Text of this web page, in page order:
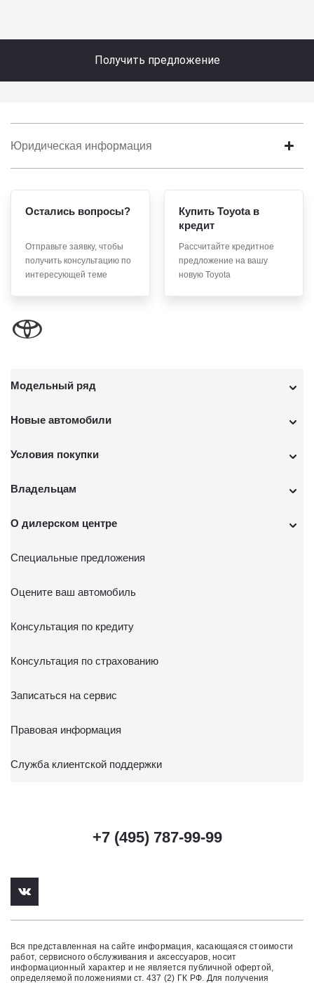
Получить предложение
Юридическая информация
Остались вопросы?
Отправьте заявку, чтобы
получить консультацию по
интересующей теме
Купить Toyota в
кредит
Рассчитайте кредитное
предложение на вашу
новую Toyota
Модельный ряд
Новые автомобили
Условия покупки
Владельцам
О дилерском центре
Специальные предложения
Оцените ваш автомобиль
Консультация по кредиту
Консультация по страхованию
Записаться на сервис
Правовая информация
Служба клиентской поддержки
+7 (495) 787-99-99
Вся представленная на сайте информация, касающаяся стоимости
работ, сервисного обслуживания и аксессуаров, носит
информационный характер и не является публичной офертой,
определяемой положениями ст. 437 (2) ГК РФ. Для получения